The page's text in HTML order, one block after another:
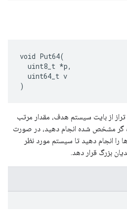
void Put64(
  uint8_t *p,
  uint64_t v
)
از بایت سیستم هدف، مقدار مرتب
اشاره گر مشخص شده انجام دهید، در صورت
را انجام دهید تا سیستم مورد نظر
بزرگ قرار دهد.